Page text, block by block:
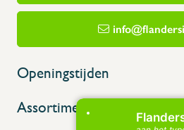
Openingstijden
Assortiment